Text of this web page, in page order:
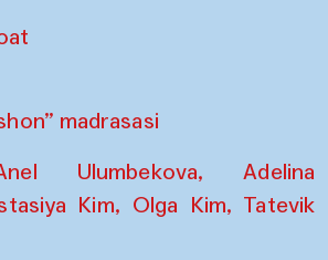
madrasasi
Ulumbekova, Adelina
Kim, Olga Kim, Tatevik